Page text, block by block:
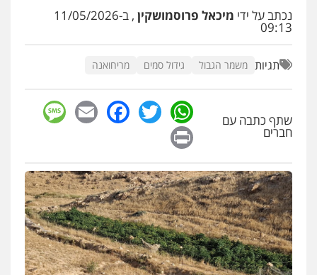
פלילי תעבורה אזרחי נזיקין
עו"ד נס בן נתן
כלכלי
עו"ד דניאל דרוביצקי
פלילי משפחה צבאי
0526409925
נכתב על ידי מיכאל פרוסמושקין , ב-11/05/2026
09:13
תגיות משמר הגבול גידול סמים מריחואנה
שתף כתבה עם
חברים
WhatsApp
Twitter
Facebook
Email